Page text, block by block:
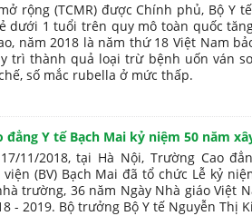
rộng (TCMR) được Chính phủ, Bộ Y
dưới 1 tuổi trên quy mô toàn quốc
năm 2018 là năm thứ 18 Việt Nam
trì thành quả loại trừ bệnh uốn ván
số mắc rubella ở mức thấp.
đẳng Y tế Bạch Mai kỷ niệm 50 năm
11/2018, tại Hà Nội, Trường Cao
(BV) Bạch Mai đã tổ chức Lễ kỷ
trường, 36 năm Ngày Nhà giáo Việt
- 2019. Bộ trưởng Bộ Y tế Nguyễn Thị